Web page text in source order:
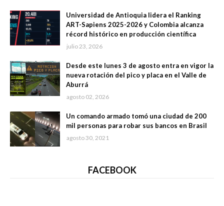
Universidad de Antioquia lidera el Ranking
ART-Sapiens 2025-2026 y Colombia alcanza
récord histórico en producción científica
julio 23, 2026
Desde este lunes 3 de agosto entra en vigor la
nueva rotación del pico y placa en el Valle de
Aburrá
agosto 02, 2026
Un comando armado tomó una ciudad de 200
mil personas para robar sus bancos en Brasil
agosto 30, 2021
FACEBOOK